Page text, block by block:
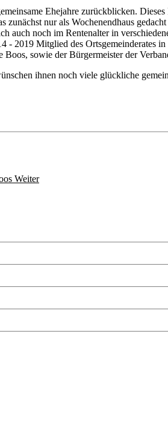
Ehejahre zurückblicken.
nur als Wochenendhaus
auch noch im Rentenalter in
2019 Mitglied des Ortsgemeinderates
sowie der Bürgermeister der
ihnen noch viele glückliche
Weiter